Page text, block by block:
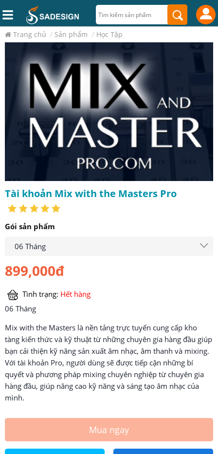
Trang chủ / Sản phẩm / Học Tập
Tài khoản Mix with the Masters Pro
Gói sản phẩm
06 Tháng
899,000đ
Tình trạng: Hết hàng
06 Tháng
Mix with the Masters là nền tảng trực tuyến cung cấp kho
tàng kiến thức và kỹ thuật từ những chuyên gia hàng đầu giúp
bạn cải thiện kỹ năng sản xuất âm nhạc, âm thanh và mixing.
Với tài khoản Pro, người dùng sẽ được tiếp cận những bí
quyết và phương pháp mixing chuyên nghiệp từ chuyên gia
hàng đầu, giúp nâng cao kỹ năng và sáng tạo âm nhạc của
mình.
Mua ngay